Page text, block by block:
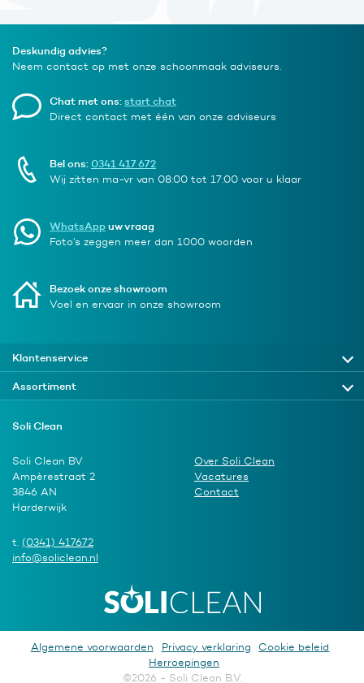
Deskundig advies?
Neem contact op met onze schoonmaak adviseurs.
Chat met ons:start chat
Direct contact met één van onze adviseurs
Bel ons:0341 417 672
Wij zitten ma-vr van 08:00 tot 17:00 voor u klaar
WhatsAppuw vraag
Foto’s zeggen meer dan 1000 woorden
Bezoek onze showroom
Voel en ervaar in onze showroom
Klantenservice
Assortiment
Soli Clean
Soli Clean BV
Ampèrestraat 2
3846 AN
Harderwijk
t. (0341) 417672
info@soliclean.nl
Over Soli Clean
Vacatures
Contact
Algemene voorwaarden Privacy verklaring
Cookie beleid
Herroepingen
©2026 - Soli Clean B.V.